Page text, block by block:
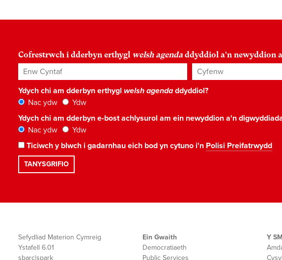
Cofrestrwch i dderbyn erthygl welsh agenda ddyddiol a'n newyddion
Enw Cyntaf Cyfenw
Ydych chi am dderbyn erthygl welsh agendaddyddiol?
Nac ydw
Ydw
Ydych chi am dderbyn e-bost achlysurol am ein newyddion a'n
Nac ydw
Ydw
Ticiwch y blwch i gadarnhau eich bod yn cytuno i'n Polisi Preifatrwydd
Sefydliad Materion Cymreig
Ystafell 6.01
sbarc|spark
Ein Gwaith
Democratiaeth
Public Services
Y